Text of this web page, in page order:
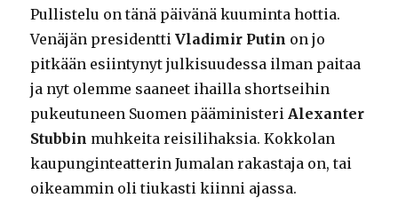
Pullistelu on tänä päivänä kuuminta hottia.
Venäjän presidenttiVladimir Putin on jo
pitkään esiintynyt julkisuudessa ilman paitaa
ja nyt olemme saaneet ihailla shortseihin
pukeutuneen Suomen pääministeri Alexanter
Stubbin muhkeita reisilihaksia. Kokkolan
kaupunginteatterin Jumalan rakastaja on, tai
oikeammin oli tiukasti kiinni ajassa.